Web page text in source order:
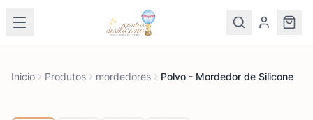
Inicio Produtos mordedores Polvo - Mordedor de Silicone